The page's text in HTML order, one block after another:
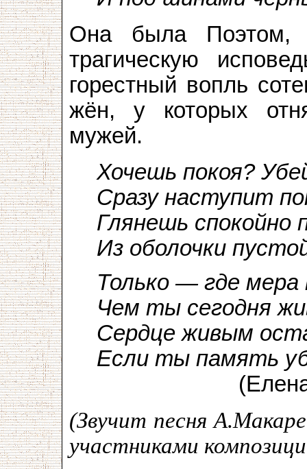
Она была Поэтом,
трагическую
горестный вопль
жён, у которых
мужей.
Хочешь покоя?
Сразу наступит
Глянешь спокойно
Из оболочки
Только — где
Чем ты сегодня
Сердце живым
Если ты память
(Елена
(Звучит песня
участниками